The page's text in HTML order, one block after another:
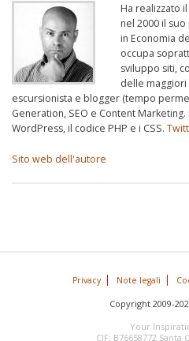
Ha realizzato
nel 2000 il
in Economia
occupa
sviluppo siti,
delle maggiori
escursionista e blogger (tempo
Generation, SEO e Content
WordPress, il codice PHP e i CSS.
Sito web dell'autore
Privacy Note legali
Copyright 2009-
Your
CIF: B76658772